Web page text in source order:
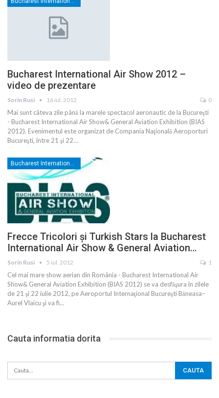
Bucharest International Air Show 2012 –
video de prezentare
Sorin Rusi 16 iul. 2012 0
Mai sunt câteva zile până la marele spectacol aeronautic de la Bucureşti
- Bucharest International Air Show& General Aviation Exhibition (BIAS
2012). Evenimentul este organizat de Compania Naţională Aeroporturi
Bucureşti, între 21 şi 22…
Bucharest International Air Show
Frecce Tricolori şi Turkish Stars la Bucharest
International Air Show & General Aviation…
Sorin Rusi 5 iul. 2012 1
Cel mai mare show aerian din România - Bucharest International Air
Show& General Aviation Exhibition (BIAS 2012) se va desfăşura în zilele
de 21 şi 22 iulie 2012, pe Aeroportul Internaţional Bucureşti Băneasa–
Aurel Vlaicu şi va fi…
Cauta informatia dorita